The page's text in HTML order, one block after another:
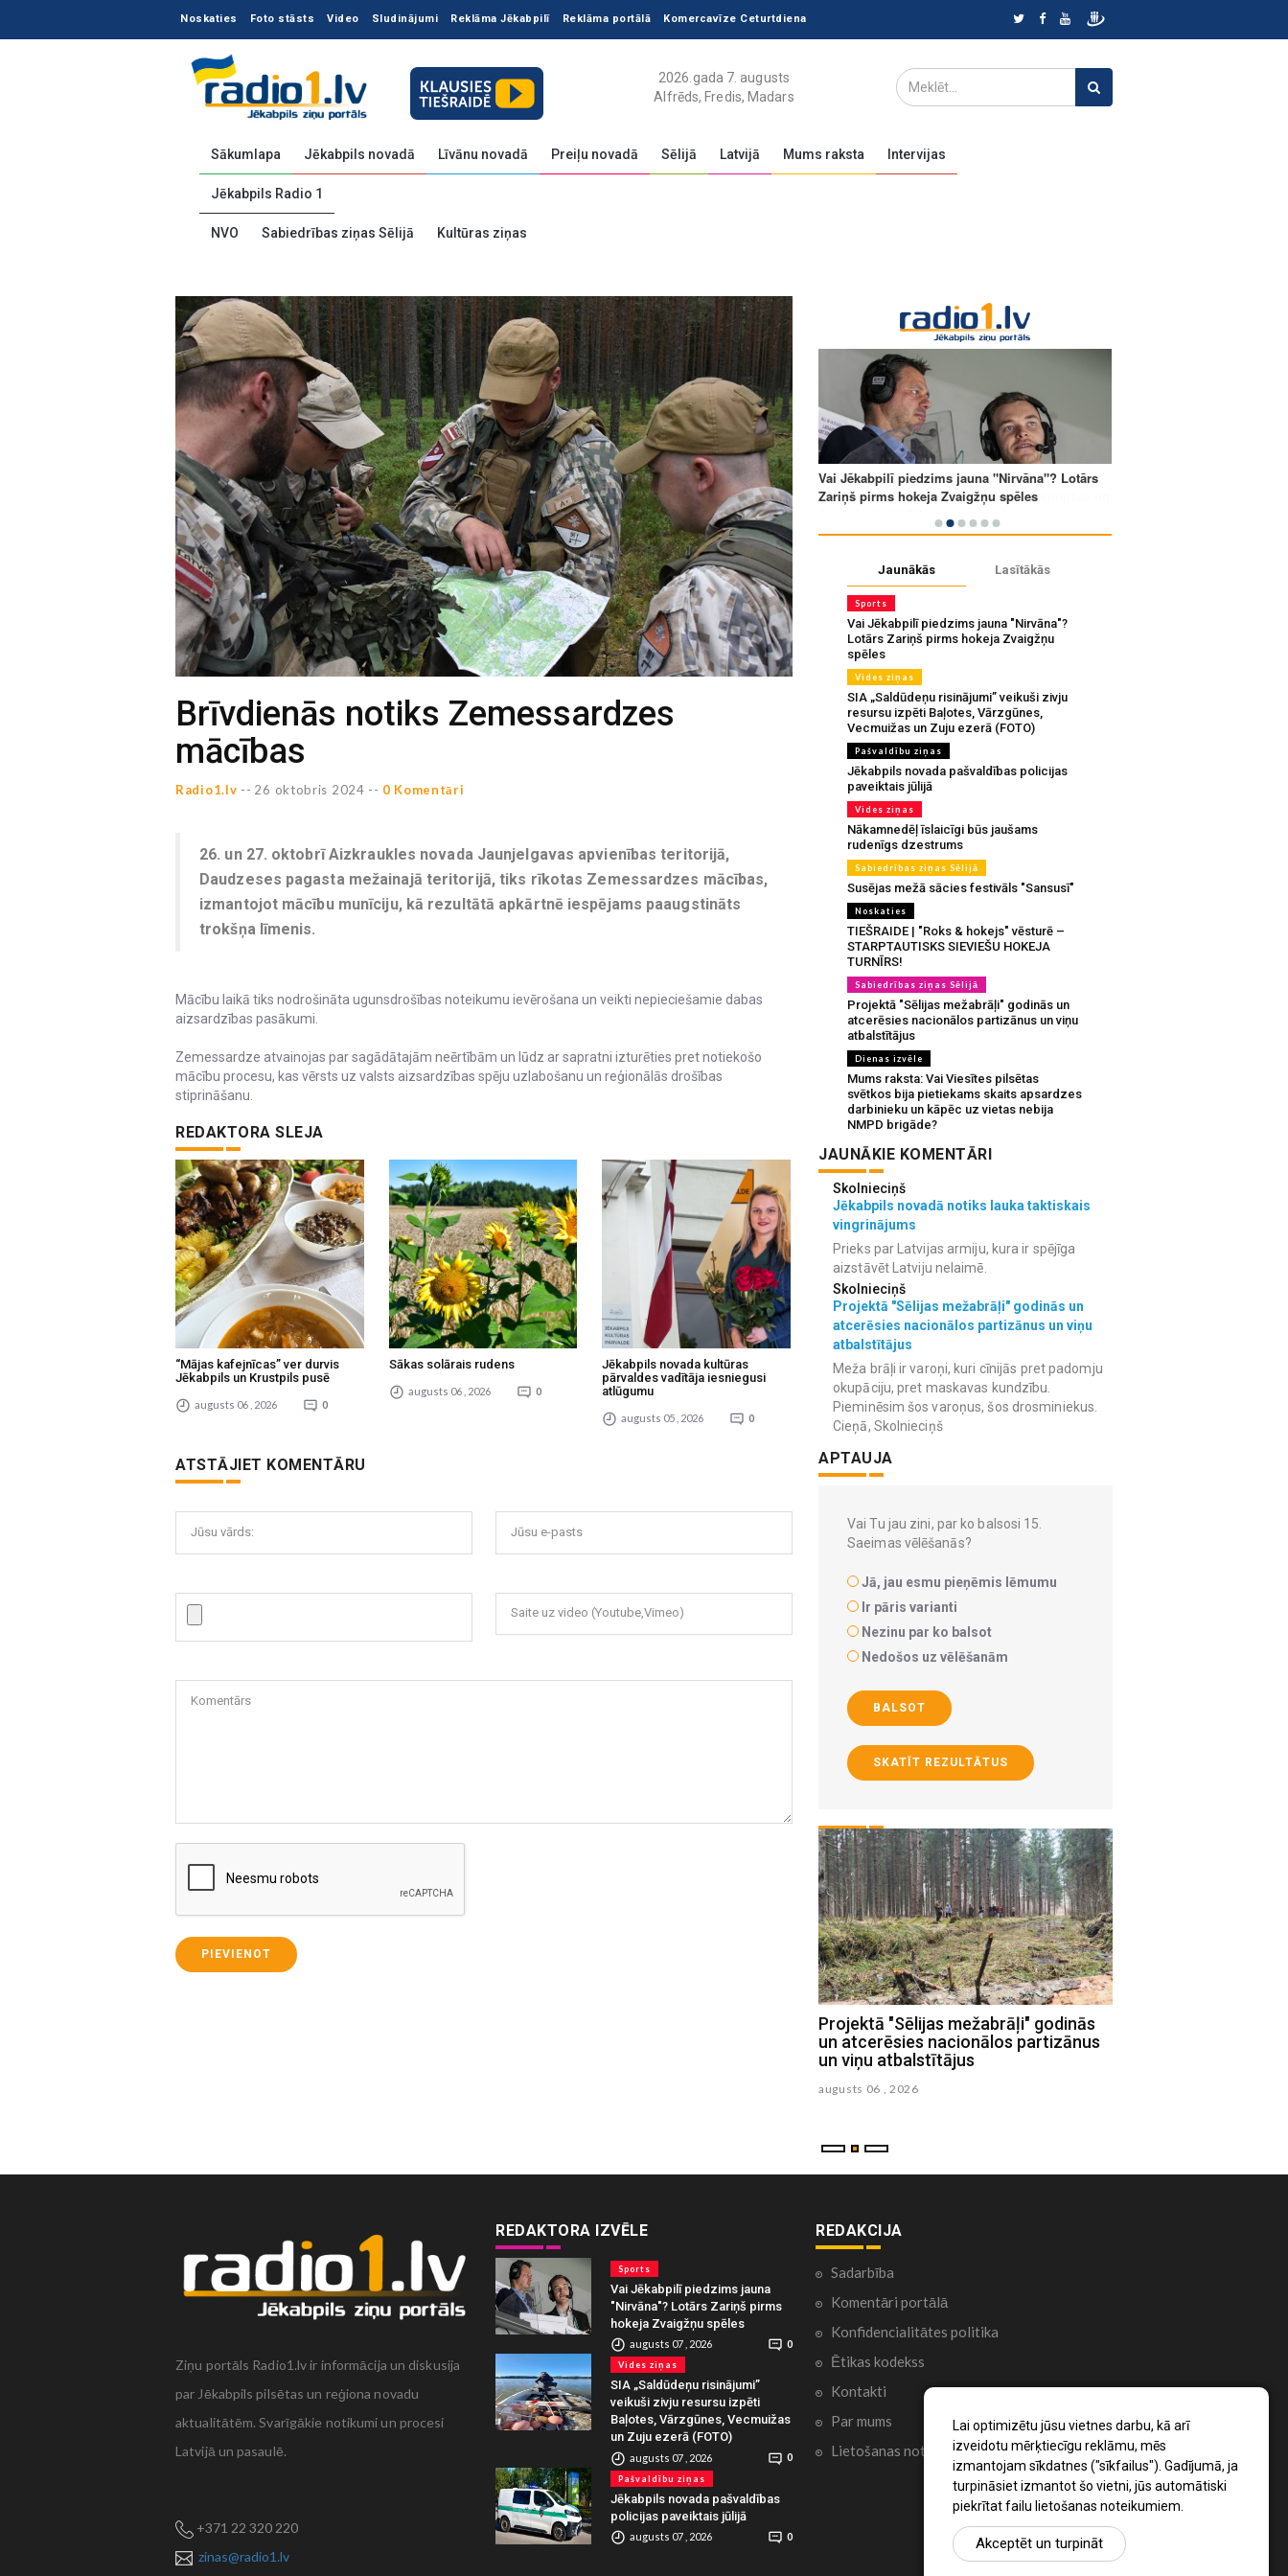
Lai optimizētu jūsu vietnes darbu, kā arī
izveidotu mērķtiecīgu reklāmu, mēs
izmantojam sīkdatnes ("sīkfailus"). Gadījumā, ja
turpināsiet izmantot šo vietni, jūs automātiski
piekrītat failu lietošanas noteikumiem.
Akceptēt un turpināt
Noskaties Foto stāsts Video Sludinājumi Reklāma Jēkabpilī Reklāma portālā Komercavīze Ceturtdiena
2026.gada 7. augusts
Alfrēds, Fredis, Madars
Sākumlapa Jēkabpils novadā Līvānu novadā Preiļu novadā Sēlijā Latvijā Mums raksta Intervijas
Jēkabpils Radio 1
NVO Sabiedrības ziņas Sēlijā Kultūras ziņas
Brīvdienās notiks Zemessardzes
mācības
Radio1.lv -- 26 oktobris 2024 -- 0 Komentāri
26. un 27. oktobrī Aizkraukles novada Jaunjelgavas apvienības teritorijā,
Daudzeses pagasta mežainajā teritorijā, tiks rīkotas Zemessardzes mācības,
izmantojot mācību munīciju, kā rezultātā apkārtnē iespējams paaugstināts
trokšņa līmenis.
Mācību laikā tiks nodrošināta ugunsdrošības noteikumu ievērošana un veikti nepieciešamie dabas
aizsardzības pasākumi.
Zemessardze atvainojas par sagādātajām neērtībām un lūdz ar sapratni izturēties pret notiekošo
mācību procesu, kas vērsts uz valsts aizsardzības spēju uzlabošanu un reģionālās drošības
stiprināšanu.
REDAKTORA SLEJA
“Mājas kafejnīcas” ver durvis
Jēkabpils un Krustpils pusē
augusts 06 , 2026 0
Sākas solārais rudens
augusts 06 , 2026 0
Jēkabpils novada kultūras
pārvaldes vadītāja iesniegusi
atlūgumu
augusts 05 , 2026 0
ATSTĀJIET KOMENTĀRU
Jūsu vārds: Jūsu e-pasts
Saite uz video (Youtube,Vimeo)
Komentārs
PIEVIENOT
Jaunākās Lasītākās
Sports
Vai Jēkabpilī piedzims jauna "Nirvāna"?
Lotārs Zariņš pirms hokeja Zvaigžņu
spēles
Vides ziņas
SIA „Saldūdeņu risinājumi” veikuši zivju
resursu izpēti Baļotes, Vārzgūnes,
Vecmuižas un Zuju ezerā (FOTO)
Pašvaldību ziņas
Jēkabpils novada pašvaldības policijas
paveiktais jūlijā
Vides ziņas
Nākamnedēļ īslaicīgi būs jaušams
rudenīgs dzestrums
Sabiedrības ziņas Sēlijā
Susējas mežā sācies festivāls "Sansusī"
Noskaties
TIEŠRAIDE | "Roks & hokejs" vēsturē –
STARPTAUTISKS SIEVIEŠU HOKEJA
TURNĪRS!
Sabiedrības ziņas Sēlijā
Projektā "Sēlijas mežabrāļi" godinās un
atcerēsies nacionālos partizānus un viņu
atbalstītājus
Dienas izvēle
Mums raksta: Vai Viesītes pilsētas
svētkos bija pietiekams skaits apsardzes
darbinieku un kāpēc uz vietas nebija
NMPD brigāde?
JAUNĀKIE KOMENTĀRI
Skolnieciņš
Jēkabpils novadā notiks lauka taktiskais
vingrinājums
Prieks par Latvijas armiju, kura ir spējīga
aizstāvēt Latviju nelaimē.
Skolnieciņš
Projektā "Sēlijas mežabrāļi" godinās un
atcerēsies nacionālos partizānus un viņu
atbalstītājus
Meža brāļi ir varoņi, kuri cīnijās pret padomju
okupāciju, pret maskavas kundzību.
Pieminēsim šos varoņus, šos drosminiekus.
Cieņā, Skolnieciņš
APTAUJA
Vai Tu jau zini, par ko balsosi 15.
Saeimas vēlēšanās?
Jā, jau esmu pieņēmis lēmumu
Ir pāris varianti
Nezinu par ko balsot
Nedošos uz vēlēšanām
BALSOT
SKATĪT REZULTĀTUS
Projektā "Sēlijas mežabrāļi" godinās
un atcerēsies nacionālos partizānus
un viņu atbalstītājus
augusts 06 , 2026
Ziņu portāls Radio1.lv ir informācija un diskusija
par Jēkabpils pilsētas un reģiona novadu
aktualitātēm. Svarīgākie notikumi un procesi
Latvijā un pasaulē.
+371 22 320 220
zinas@radio1.lv
REDAKTORA IZVĒLE
Sports
Vai Jēkabpilī piedzims jauna
"Nirvāna"? Lotārs Zariņš pirms
hokeja Zvaigžņu spēles
augusts 07 , 2026 0
Vides ziņas
SIA „Saldūdeņu risinājumi”
veikuši zivju resursu izpēti
Baļotes, Vārzgūnes, Vecmuižas
un Zuju ezerā (FOTO)
augusts 07 , 2026 0
Pašvaldību ziņas
Jēkabpils novada pašvaldības
policijas paveiktais jūlijā
augusts 07 , 2026 0
REDAKCIJA
Sadarbība
Komentāri portālā
Konfidencialitātes politika
Ētikas kodekss
Kontakti
Par mums
Lietošanas noteikumi